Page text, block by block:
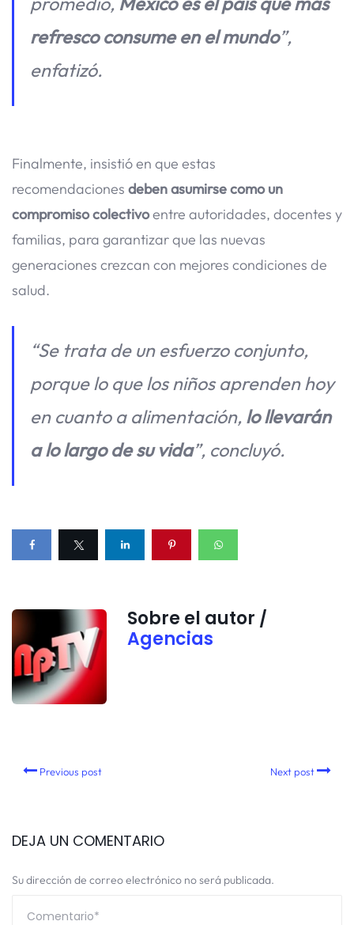
refresco consume en el mundo”,
enfatizó.
Finalmente, insistió en que estas
recomendaciones deben asumirse como un
compromiso colectivoentre autoridades, docentes y
familias, para garantizar que las nuevas
generaciones crezcan con mejores condiciones de
salud.
“Se trata de un esfuerzo conjunto,
porque lo que los niños aprenden hoy
en cuanto a alimentación, lo llevarán
a lo largo de su vida”, concluyó.
Sobre el autor /
Agencias
Previous post Next post
DEJA UN COMENTARIO
Su dirección de correo electrónico no será publicada.